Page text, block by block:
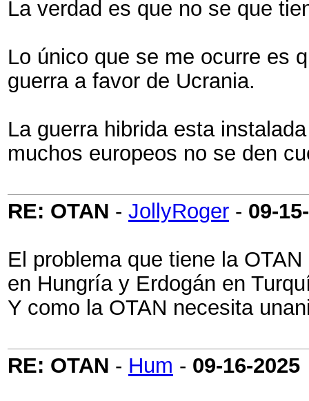
La verdad es que no se que
Lo único que se me ocurre es
guerra a favor de Ucrania.
La guerra hibrida esta
muchos europeos no se den
RE: OTAN - JollyRoger - 09-
El problema que tiene la
en Hungría y Erdogán en
Y como la OTAN necesita
RE: OTAN - Hum - 09-16-2025